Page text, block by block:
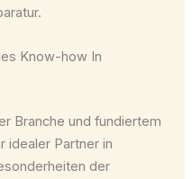
Know-how In
Branche und fundiertem
idealer Partner in
der